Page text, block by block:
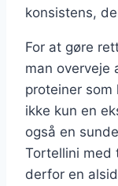
konsistens,
For at gøre
man overveje
proteiner som
ikke kun en
også en
Tortellini med
derfor en